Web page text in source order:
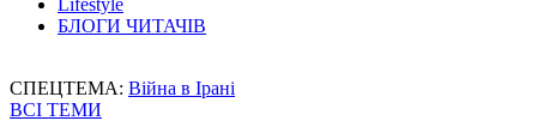
Lifestyle
БЛОГИ ЧИТАЧІВ
СПЕЦТЕМА: Війна в Ірані
ВСІ ТЕМИ